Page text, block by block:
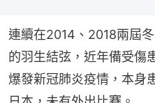
連續在2014、2018兩屆
的羽生結弦，近年備受傷
爆發新冠肺炎疫情，本身